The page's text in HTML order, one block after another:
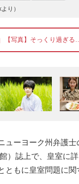
り）
【写真】そっくり過ぎ
ーヨーク州弁護
）誌上で、皇室に
ともに皇室問題に